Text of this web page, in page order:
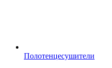
Полотенцесушители